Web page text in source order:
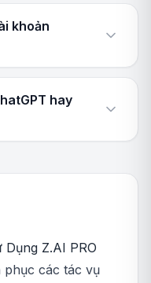
khoản
hay
Z.AI PRO
các tác vụ